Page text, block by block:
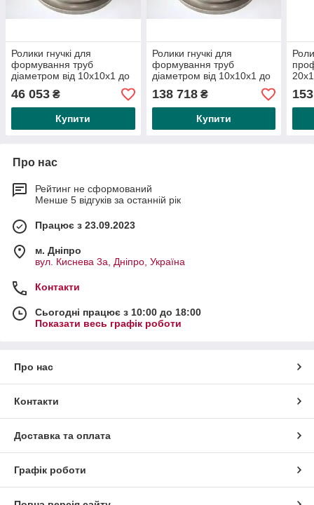
Ролики гнучкі для
формування труб
діаметром від 10х10х1 до
20х20х2 мм для АПК 30
Ролики гнучкі дійсні
46 053 ₴
Купити
Ролики гнучкі для
формування труб
діаметром від 10х10х1 до
90х90х8 мм для АПК 81
Ролики гнучкі дійсні
138 718₴
Купити
для
Про нас
Рейтинг не сформований
Менше 5 відгуків за останній рік
Працює з 23.09.2023
м. Дніпро
вул. Киснева 3а, Дніпро, Україна
Контакти
Сьогодні працює з 10:00 до 18:00
Показати весь графік роботи
Про нас
Контакти
Доставка та оплата
Графік роботи